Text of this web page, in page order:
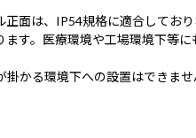
面は、IP54規格に適合してお
す。医療環境や工場環境下等に
かる環境下への設置はできま